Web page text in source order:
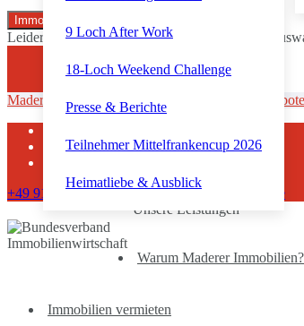
9 Loch After Work
18-Loch Weekend Challenge
Presse & Berichte
Teilnehmer Mittelfrankencup 2026
Heimatliebe & Ausblick
Immobilien suchen
Leider gibt es aktuell keine Angebote zu Ihrer
Maderer Immobilien– Aktuelle Immobilienangebote
Impressum
+49 911 92300710 info@maderer-immobilien.de
Unsere Leistungen
Warum Maderer
Immobilien vermieten